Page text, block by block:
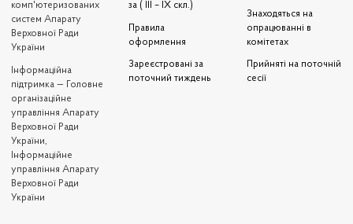
комп'ютеризованих
систем Апарату
Верховної Ради
України
Iнформаційна
підтримка — Головне
організаційне
управління Апарату
Верховної Ради
України,
Інформаційне
управління Апарату
Верховної Ради
України
за ( III – IX скл.)
Правила
оформлення
Зареєстровані за
поточний тиждень
Знаходяться на
опрацюванні в
комітетах
Прийняті на поточній
сесії